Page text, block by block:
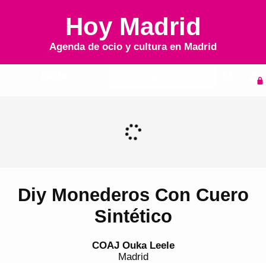
Hoy Madrid
Agenda de ocio y cultura en Madrid
Diy Monederos Con Cuero
Sintético
COAJ Ouka Leele
Madrid